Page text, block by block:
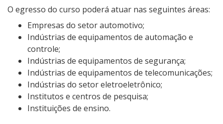
Inscrições e acompanhamento
Orientações para Matrícula
Transferências e Retornos
Provas e Gabaritos
O egresso do curso poderá atuar nas seguintes áreas:
Empresas do setor automotivo;
Indústrias de equipamentos de automação e
controle;
Indústrias de equipamentos de segurança;
Indústrias de equipamentos de telecomunicações;
Indústrias do setor eletroeletrônico;
Institutos e centros de pesquisa;
Instituições de ensino.